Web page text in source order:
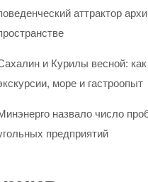
аттрактор
и Курилы весной: как
море и гастроопыт
назвало число
предприятий